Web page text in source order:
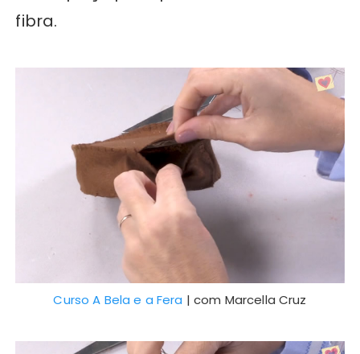
fibra.
Curso A Bela e a Fera | com Marcella Cruz